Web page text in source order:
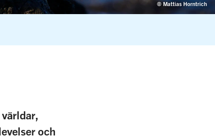
© Mattias Horntrich
och